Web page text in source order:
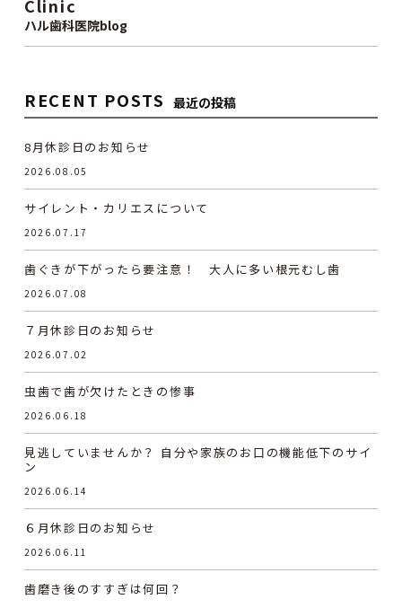
Clinic
ハル歯科医院blog
RECENT POSTS 最近の投稿
8月休診日のお知らせ
2026.08.05
サイレント・カリエスについて
2026.07.17
歯ぐきが下がったら要注意！ 大人に多い根元むし歯
2026.07.08
７月休診日のお知らせ
2026.07.02
虫歯で歯が欠けたときの惨事
2026.06.18
見逃していませんか？ 自分や家族のお口の機能低下のサイ
ン
2026.06.14
６月休診日のお知らせ
2026.06.11
歯磨き後のすすぎは何回？